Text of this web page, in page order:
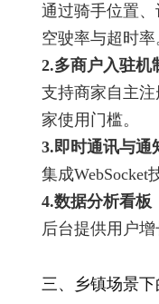
通过骑手位置
空驶率与超时率
2.多商户入驻机
支持商家自主
家使用门槛。
3.即时通讯与通
集成
4.数据分析看板
后台提供用户
三、乡镇场景